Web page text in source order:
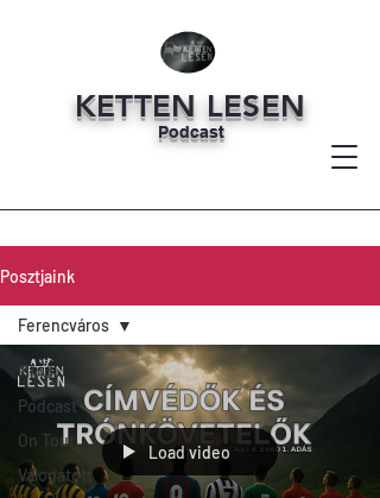
KETTEN LESEN
Podcast
Posztjaink
Mind
Podcast
On Tour
Válogatott
Ferencváros
Load video